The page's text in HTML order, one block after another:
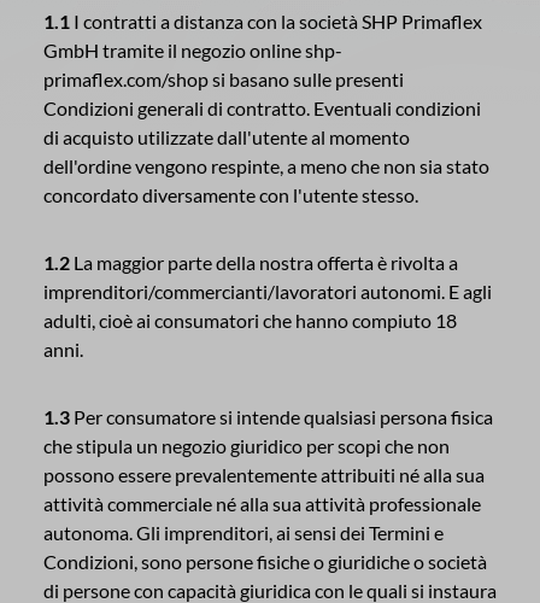
1.1 I contratti a distanza con la società SHP Primaflex
GmbH tramite il negozio online shp-
primaflex.com/shop si basano sulle presenti
Condizioni generali di contratto. Eventuali condizioni
di acquisto utilizzate dall'utente al momento
dell'ordine vengono respinte, a meno che non sia stato
concordato diversamente con l'utente stesso.
1.2 La maggior parte della nostra offerta è rivolta a
imprenditori/commercianti/lavoratori autonomi. E agli
adulti, cioè ai consumatori che hanno compiuto 18
anni.
1.3 Per consumatore si intende qualsiasi persona fisica
che stipula un negozio giuridico per scopi che non
possono essere prevalentemente attribuiti né alla sua
attività commerciale né alla sua attività professionale
autonoma. Gli imprenditori, ai sensi dei Termini e
Condizioni, sono persone fisiche o giuridiche o società
di persone con capacità giuridica con le quali si instaura